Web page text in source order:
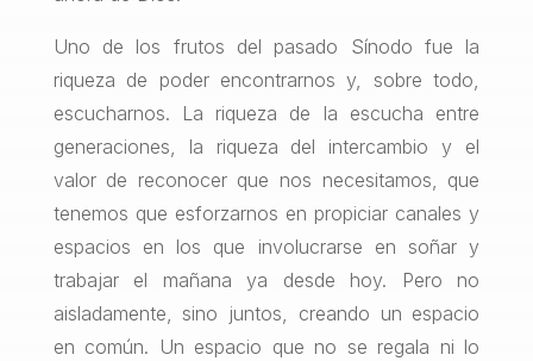
Uno de los frutos del pasado Sínodo fue la
riqueza de poder encontrarnos y, sobre todo,
escucharnos. La riqueza de la escucha entre
generaciones, la riqueza del intercambio y el
valor de reconocer que nos necesitamos, que
tenemos que esforzarnos en propiciar canales y
espacios en los que involucrarse en soñar y
trabajar el mañana ya desde hoy. Pero no
aisladamente, sino juntos, creando un espacio
en común. Un espacio que no se regala ni lo